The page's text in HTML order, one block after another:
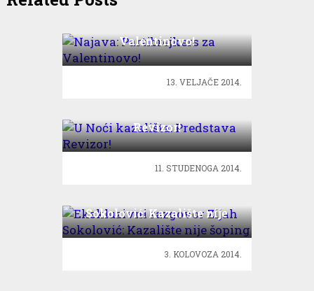
Valentinovo!
13. VELJAČE 2014.
Revizor!
11. STUDENOGA 2014.
Sokolović: Kazalište nije
šoping
3. KOLOVOZA 2014.